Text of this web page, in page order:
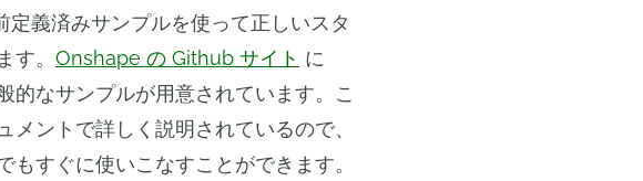
定義済みサンプルを使って正しいスタ
す。 Onshape の Github サイト に
的なサンプルが用意されています。こ
メントで詳しく説明されているので、
もすぐに使いこなすことができます。